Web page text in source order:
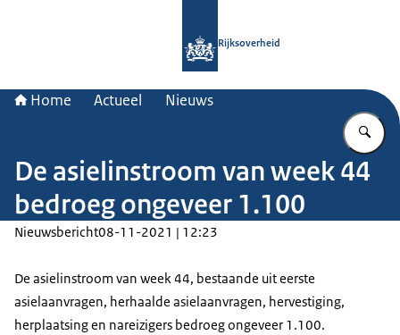
Rijksoverheid
Home Actueel Nieuws
De asielinstroom van week 44
bedroeg ongeveer 1.100
Nieuwsbericht08-11-2021 | 12:23
De asielinstroom van week 44, bestaande uit eerste
asielaanvragen, herhaalde asielaanvragen, hervestiging,
herplaatsing en nareizigers bedroeg ongeveer 1.100.